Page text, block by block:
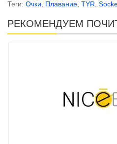
Теги: Очки, Плавание, TYR,
РЕКОМЕНДУЕМ